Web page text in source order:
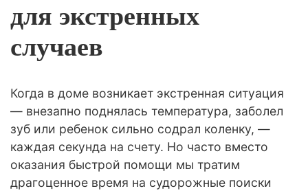
для экстренных
случаев
Когда в доме возникает экстренная ситуация
— внезапно поднялась температура, заболел
зуб или ребенок сильно содрал коленку, —
каждая секунда на счету. Но часто вместо
оказания быстрой помощи мы тратим
драгоценное время на судорожные поиски